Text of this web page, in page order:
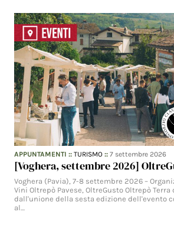
APPUNTAMENTI ::TURISMO ::7 settembre 2026
[Voghera, settembre 2026]
Voghera (Pavia), 7-8 settembre 2026 –
Vini Oltrepò Pavese, OltreGusto Oltrepò Terra
dall'unione della sesta edizione dell'evento
al…